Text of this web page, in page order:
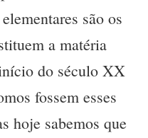
são os
a matéria
do século XX
fossem esses
hoje sabemos que